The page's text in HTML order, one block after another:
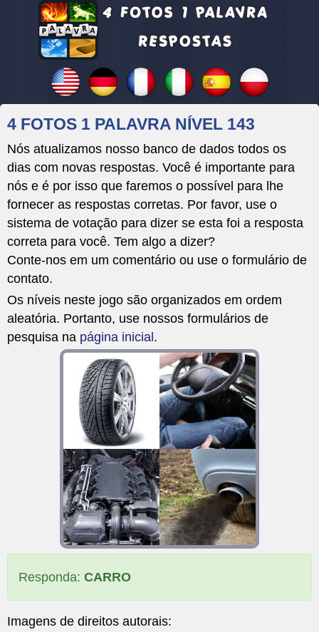
4 FOTOS 1 PALAVRA NÍVEL 143
Nós atualizamos nosso banco de dados todos os
dias com novas respostas. Você é importante para
nós e é por isso que faremos o possível para lhe
fornecer as respostas corretas. Por favor, use o
sistema de votação para dizer se esta foi a resposta
correta para você. Tem algo a dizer?
Conte-nos em um comentário ou use o formulário de
contato.
Os níveis neste jogo são organizados em ordem
aleatória. Portanto, use nossos formulários de
pesquisa na página inicial.
Responda: CARRO
Imagens de direitos autorais: